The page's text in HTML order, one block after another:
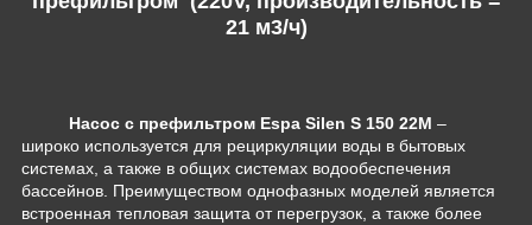
21 м3/ч)
Насос с префильтром Espa Silen S 150 22M –
широко используется для рециркуляции воды в бытовых
системах, а также в общих системах водообеспечения
бассейнов. Преимуществом однофазных моделей является
встроенная тепловая защита от перегрузок, а также более